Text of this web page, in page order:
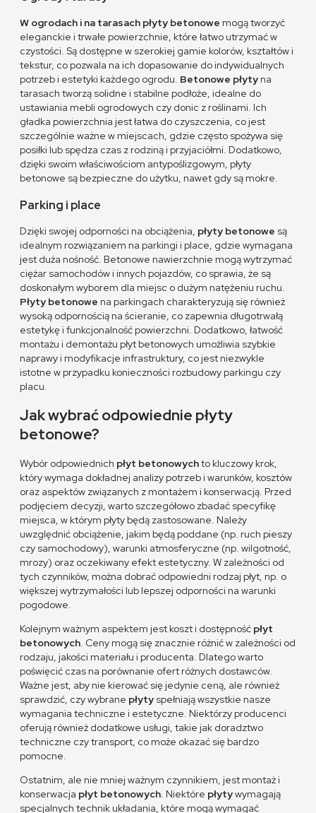
W ogrodach i na tarasach płyty betonowe mogą tworzyć
eleganckie i trwałe powierzchnie, które łatwo utrzymać w
czystości. Są dostępne w szerokiej gamie kolorów, kształtów i
tekstur, co pozwala na ich dopasowanie do indywidualnych
potrzeb i estetyki każdego ogrodu. Betonowe płyty na
tarasach tworzą solidne i stabilne podłoże, idealne do
ustawiania mebli ogrodowych czy donic z roślinami. Ich
gładka powierzchnia jest łatwa do czyszczenia, co jest
szczególnie ważne w miejscach, gdzie często spożywa się
posiłki lub spędza czas z rodziną i przyjaciółmi. Dodatkowo,
dzięki swoim właściwościom antypoślizgowym, płyty
betonowe są bezpieczne do użytku, nawet gdy są mokre.
Parking i place
Dzięki swojej odporności na obciążenia, płyty betonowe są
idealnym rozwiązaniem na parkingi i place, gdzie wymagana
jest duża nośność. Betonowe nawierzchnie mogą wytrzymać
ciężar samochodów i innych pojazdów, co sprawia, że są
doskonałym wyborem dla miejsc o dużym natężeniu ruchu.
Płyty betonowe na parkingach charakteryzują się również
wysoką odpornością na ścieranie, co zapewnia długotrwałą
estetykę i funkcjonalność powierzchni. Dodatkowo, łatwość
montażu i demontażu płyt betonowych umożliwia szybkie
naprawy i modyfikacje infrastruktury, co jest niezwykle
istotne w przypadku konieczności rozbudowy parkingu czy
placu.
Jak wybrać odpowiednie płyty
betonowe?
Wybór odpowiednich płyt betonowychto kluczowy krok,
który wymaga dokładnej analizy potrzeb i warunków, kosztów
oraz aspektów związanych z montażem i konserwacją. Przed
podjęciem decyzji, warto szczegółowo zbadać specyfikę
miejsca, w którym płyty będą zastosowane. Należy
uwzględnić obciążenie, jakim będą poddane (np. ruch pieszy
czy samochodowy), warunki atmosferyczne (np. wilgotność,
mrozy) oraz oczekiwany efekt estetyczny. W zależności od
tych czynników, można dobrać odpowiedni rodzaj płyt, np. o
większej wytrzymałości lub lepszej odporności na warunki
pogodowe.
Kolejnym ważnym aspektem jest koszt i dostępność płyt
betonowych. Ceny mogą się znacznie różnić w zależności od
rodzaju, jakości materiału i producenta. Dlatego warto
poświęcić czas na porównanie ofert różnych dostawców.
Ważne jest, aby nie kierować się jedynie ceną, ale również
sprawdzić, czy wybrane płyty spełniają wszystkie nasze
wymagania techniczne i estetyczne. Niektórzy producenci
oferują również dodatkowe usługi, takie jak doradztwo
techniczne czy transport, co może okazać się bardzo
pomocne.
Ostatnim, ale nie mniej ważnym czynnikiem, jest montaż i
konserwacja płyt betonowych. Niektóre płytywymagają
specjalnych technik układania, które mogą wymagać